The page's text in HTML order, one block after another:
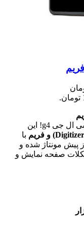
2,000,000 تومان
یک راه‌حل کامل و حرفه‌ای برای تعمیر گوشی ال جی g4! این
با
پیش مونتاژ شده و
صفحه نمایش و